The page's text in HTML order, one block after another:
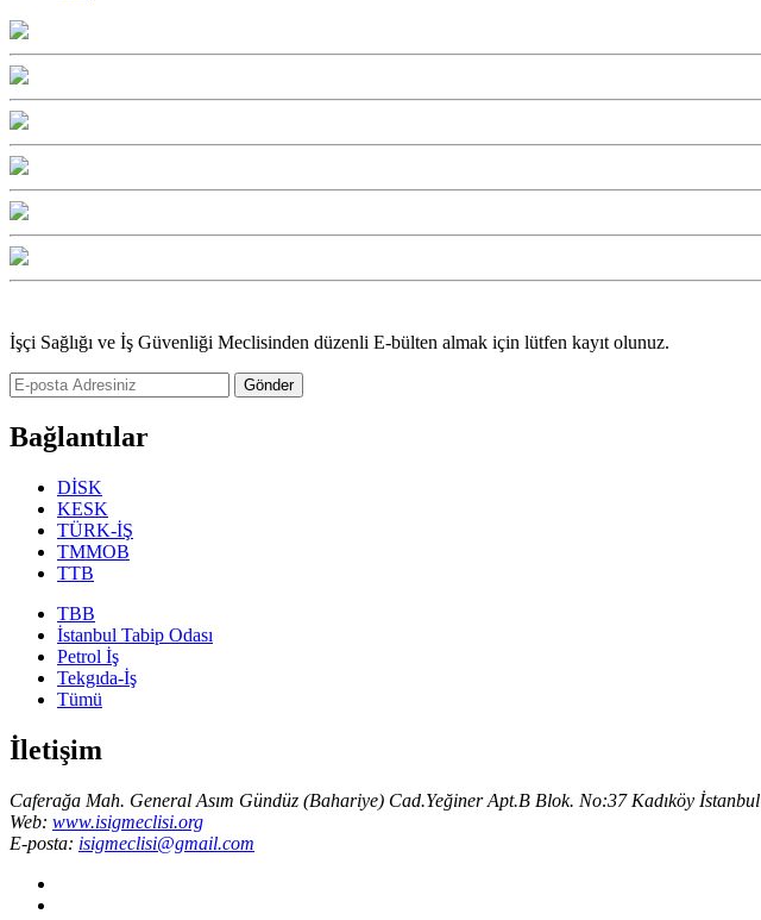
İşçi Sağlığı ve İş Güvenliği Meclisinden düzenli E-bülten almak için lütfen kayıt olunuz.
Gönder
Bağlantılar
DİSK
KESK
TÜRK-İŞ
TMMOB
TTB
TBB
İstanbul Tabip Odası
Petrol İş
Tekgıda-İş
Tümü
İletişim
Caferağa Mah. General Asım Gündüz (Bahariye) Cad.Yeğiner Apt.B Blok. No:37 Kadıköy İstanbul
Web: www.isigmeclisi.org
E-posta: isigmeclisi@gmail.com